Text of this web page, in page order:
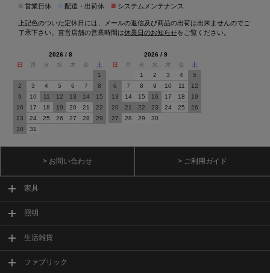
営業日休 配送・出荷休 ■ システムメンテナンス
上記色のついた定休日には、メールの返信及び商品の出荷は出来ませんのでご
了承下さい。直営店舗の営業時間は休業日のお知らせをご覧ください。
2026 / 8
日
月 火 水 木 金
土
1
2
3 4 5 6 7
8
9
10 11 12 13 14
15
16
17 18 19 20 21
22
23
24 25 26 27 28
29
30
31
2026 / 9
日
月 火 水 木 金
土
1
2 3 4
5
6
7 8 9 10 11
12
13
14 15 16 17 18
19
20
21 22 23 24 25
26
27
28 29 30
> お問い合わせ > ご利用ガイド
家具
照明
生活雑貨
ファブリック